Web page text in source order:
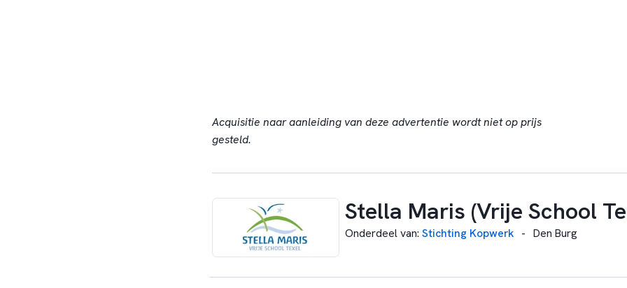
Acquisitie naar aanleiding van deze advertentie wordt niet op prijs
gesteld.
Stella Maris (Vrije School
Onderdeel van: Stichting Kopwerk - Den Burg